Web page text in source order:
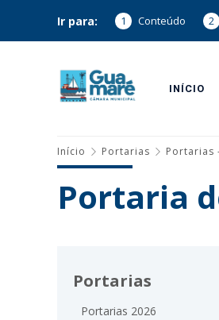
Ir para: 1 Conteúdo 2
INÍCIO
Início Portarias Portarias
Portaria
Portarias
Portarias 2026